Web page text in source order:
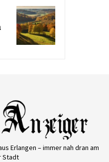
Erlangen – immer nah dran am
Stadt